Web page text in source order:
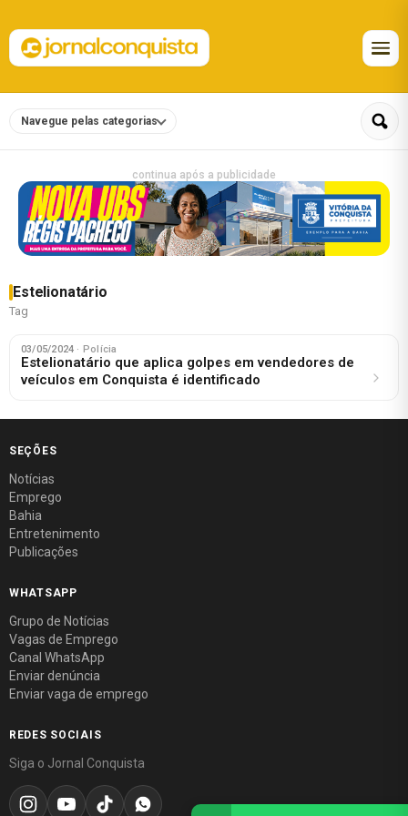
Navegue pelas categorias
continua após a publicidade
Estelionatário
Tag
03/05/2024 · Polícia
Estelionatário que aplica golpes em vendedores de
veículos em Conquista é identificado
SEÇÕES
Notícias
Emprego
Bahia
Entretenimento
Publicações
WHATSAPP
Grupo de Notícias
Vagas de Emprego
Canal WhatsApp
Enviar denúncia
Enviar vaga de emprego
REDES SOCIAIS
Siga o Jornal Conquista